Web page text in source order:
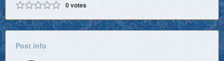
0votes
Post info